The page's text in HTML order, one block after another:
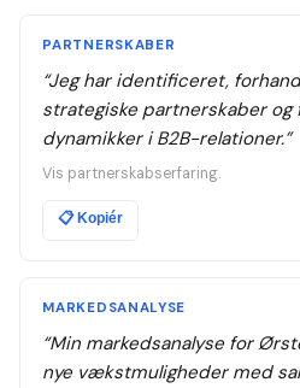
PARTNERSKABER
“Jeg har identificeret,
strategiske partnerskaber
dynamikker i B2B-relationer.”
Vis partnerskabserfaring.
📋Kopiér
MARKEDSANALYSE
“Min markedsanalyse for
nye vækstmuligheder med